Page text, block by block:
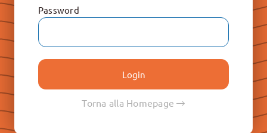
Password
Torna alla Homepage
Don Paolo Albera
Don Pietro Ricaldone
Don Renato Ziggiotti